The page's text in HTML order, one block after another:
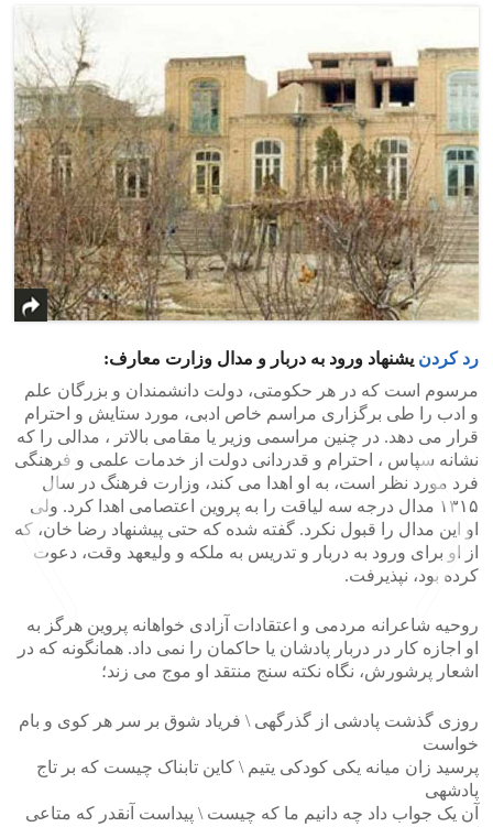
رد کردن یشنهاد ورود به دربار و مدال وزارت معارف:
مرسوم است که در هر حکومتی، دولت دانشمندان و بزرگان علم
و ادب را طی برگزاری مراسم خاص ادبی، مورد ستایش و احترام
قرار می دهد. در چنین مراسمی وزیر یا مقامی بالاتر ، مدالی را که
نشانه سپاس ، احترام و قدردانی دولت از خدمات علمی و فرهنگی
فرد مورد نظر است، به او اهدا می کند، وزارت فرهنگ در سال
۱۳۱۵ مدال درجه سه لیاقت را به پروین اعتصامی اهدا کرد. ولی
او این مدال را قبول نکرد. گفته شده که حتی پیشنهاد رضا خان، که
از او برای ورود به دربار و تدریس به ملکه و ولیعهد وقت، دعوت
کرده بود، نپذیرفت.
روحیه شاعرانه مردمی و اعتقادات آزادی خواهانه پروین هرگز به
او اجازه کار در دربار پادشان یا حاکمان را نمی داد. همانگونه که در
اشعار پرشورش، نگاه نکته سنج منتقد او موج می زند؛
روزی گذشت پادشی از گذرگهی \ فریاد شوق بر سر هر کوی و بام
خواست
پرسید زان میانه یکی کودکی یتیم \ کاین تابناک چیست که بر تاج
پادشهی
آن یک جواب داد چه دانیم ما که چیست \ پیداست آنقدر که متاعی
<